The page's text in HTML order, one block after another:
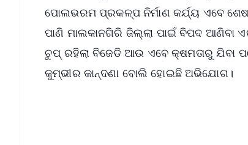
ପୋଲଭରମ ପ୍ରକଳ୍ପ ନିର୍ମାଣ କର୍ଯ୍ୟ ଏବେ
ପାଣି ମାଲକାନଗିରି ଜିଲ୍ଲା ପାଇଁ ବିପଦ ଆଣିବା
ଚୁପ୍ ରହିଲା ବିଜେଡି ଆଉ ଏବେ କ୍ଷମତାରୁ ଯିବା
କୁମ୍ଭୀର କାନ୍ଦଣା ବୋଲି ହୋଇଛି ଅଭିଯୋଗ।